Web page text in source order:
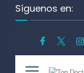
Síguenos en: